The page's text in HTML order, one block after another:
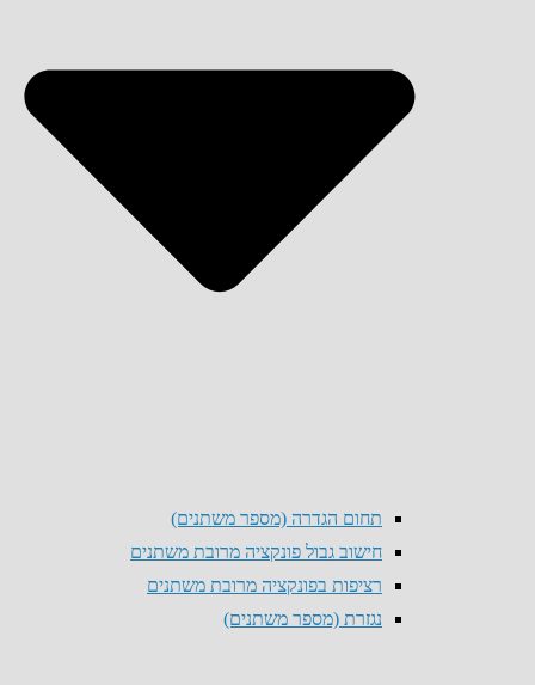
תחום הגדרה (מספר משתנים)
חישוב גבול פונקציה מרובת משתנים
רציפות בפונקציה מרובת משתנים
נגזרת (מספר משתנים)